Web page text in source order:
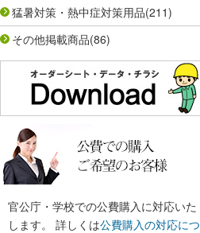
猛暑対策・熱中症対策用品(211)
その他掲載商品(86)
官公庁・学校での公費購入に対応いた
します。 詳しくは公費購入の対応につ